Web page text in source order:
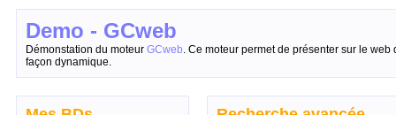
Demo - GCweb
Démonstation du moteur GCweb. Ce moteur permet de présenter sur le
façon dynamique.